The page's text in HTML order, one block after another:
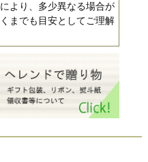
より、多少異なる場合が
までも目安としてご理解